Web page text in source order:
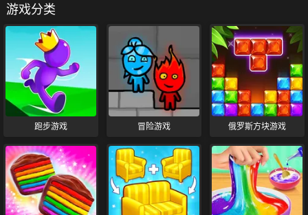
游戏分类
跑步游戏 冒险游戏 俄罗斯方块游戏